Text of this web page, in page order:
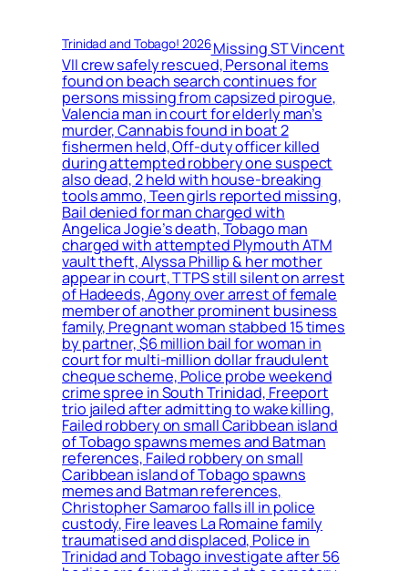
Trinidad and Tobago! 2026Missing ST Vincent
VII crew safely rescued, Personal items
found on beach search continues for
persons missing from capsized pirogue,
Valencia man in court for elderly man’s
murder, Cannabis found in boat 2
fishermen held, Off-duty officer killed
during attempted robbery one suspect
also dead, 2 held with house-breaking
tools ammo, Teen girls reported missing,
Bail denied for man charged with
Angelica Jogie’s death, Tobago man
charged with attempted Plymouth ATM
vault theft, Alyssa Phillip & her mother
appear in court, TTPS still silent on arrest
of Hadeeds, Agony over arrest of female
member of another prominent business
family, Pregnant woman stabbed 15 times
by partner, $6 million bail for woman in
court for multi-million dollar fraudulent
cheque scheme, Police probe weekend
crime spree in South Trinidad, Freeport
trio jailed after admitting to wake killing,
Failed robbery on small Caribbean island
of Tobago spawns memes and Batman
references, Failed robbery on small
Caribbean island of Tobago spawns
memes and Batman references,
Christopher Samaroo falls ill in police
custody, Fire leaves La Romaine family
traumatised and displaced, Police in
Trinidad and Tobago investigate after 56